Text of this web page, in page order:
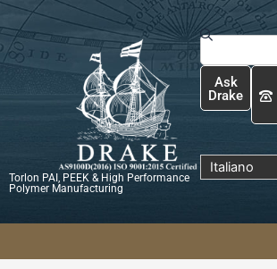
Vai
al
contenuto
Torlon PAI, PEEK & High Performance
Polymer Manufacturing
Cerca
Ask
Drake
Italiano